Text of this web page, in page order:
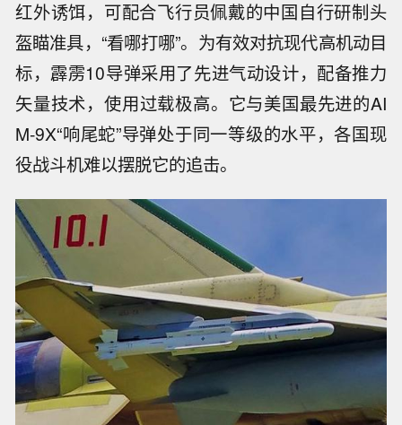
红外诱饵，可配合飞行员佩戴的中国自行研制头
盔瞄准具，“看哪打哪”。为有效对抗现代高机动目
标，霹雳10导弹采用了先进气动设计，配备推力
矢量技术，使用过载极高。它与美国最先进的AI
M-9X“响尾蛇”导弹处于同一等级的水平，各国现
役战斗机难以摆脱它的追击。